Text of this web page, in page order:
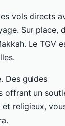
vols directs
Sur place,
Le TGV
Des guides
offrant un
religieux,